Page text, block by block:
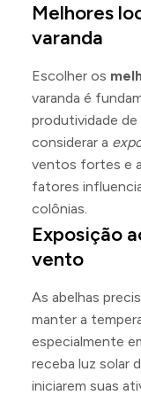
Melhores
varanda
Escolher os
varanda é
produtividade de
considerar a
ventos fortes e a
fatores
colônias.
Exposição
vento
As abelhas
manter a
especialmente
receba luz solar
iniciarem suas